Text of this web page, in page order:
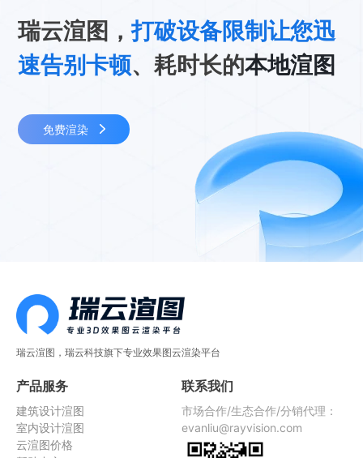
瑞云渲图，打破设备限制让您迅
速告别卡顿、耗时长的本地渲图
免费渲染
瑞云渲图，瑞云科技旗下专业效果图云渲染平台
产品服务
建筑设计渲图
室内设计渲图
云渲图价格
联系我们
市场合作/生态合作/分销代理：
evanliu@rayvision.com